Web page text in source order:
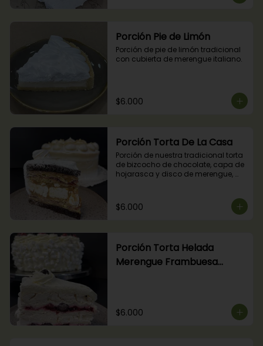
Porción Pie de Limón
Porción de pie de limón tradicional
con cubierta de merengue italiano.
$6.000
Porción Torta De La Casa
Porción de nuestra tradicional torta
de bizcocho de chocolate, capa de
hojarasca y disco de merengue,
$6.000
Porción Torta Helada
Merengue Frambuesa
$6.000